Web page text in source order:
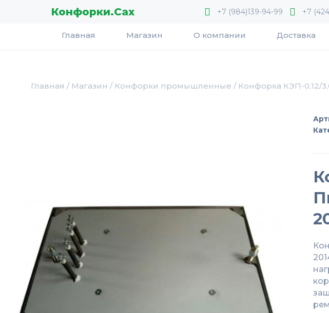
Конфорки.Сах +7 (984)139-94-99 +7
Главная Магазин О компании Доставка
Главная / Магазин / Конфорки промышленные / Конфорка КЭП-0,12/